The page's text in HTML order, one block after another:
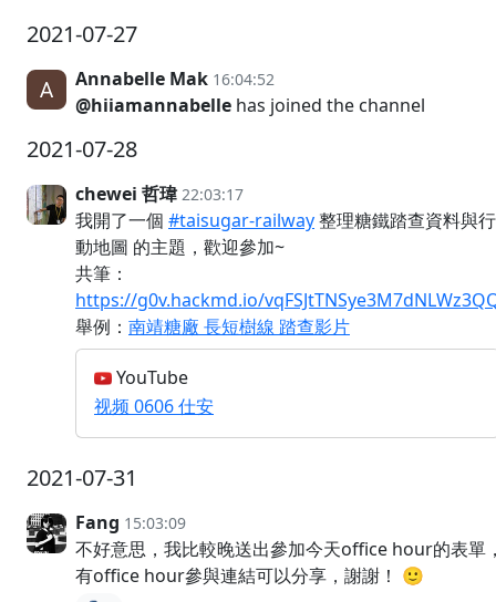
2021-07-27
Annabelle Mak 16:04:52
@hiiamannabelle has joined the channel
2021-07-28
chewei 哲瑋 22:03:17
我開了一個 #taisugar-railway整理糖鐵踏查資料與行
動地圖 的主題，歡迎參加~
共筆：
https://g0v.hackmd.io/
舉例： 南靖糖廠 長短樹線 踏查影片
YouTube
视频 0606 仕安
2021-07-31
Fang 15:03:09
不好意思，我比較晚送出參加今天office hour的表單
有office hour參與連結可以分享，謝謝！ 🙂